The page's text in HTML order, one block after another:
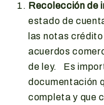
Recolección de
estado de
las notas
acuerdos
de ley. Es
documentación
completa y que